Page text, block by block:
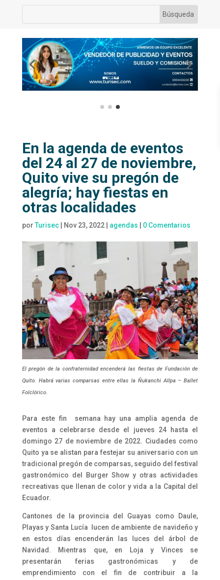
En la agenda de eventos
del 24 al 27 de noviembre,
Quito vive su pregón de
alegría; hay fiestas en
otras localidades
por Turisec| Nov 23, 2022| agendas 0 Comentarios
El pregón de la confraternidad encenderá las fiestas de Fundación de
Quito. Habrá varias comparsas entre ellas la Ñukanchi Allpa – Ballet
Folclórico.
Para este fin semana hay una amplia agenda de
eventos a celebrarse desde el jueves 24 hasta el
domingo 27 de noviembre de 2022. Ciudades como
Quito ya se alistan para festejar su aniversario con un
tradicional pregón de comparsas, seguido del festival
gastronómico del Burger Show y otras actividades
recreativas que llenan de color y vida a la Capital del
Ecuador.
Cantones de la provincia del Guayas como Daule,
Playas y Santa Lucía lucen de ambiente de navideño y
en estos días encenderán las luces del árbol de
Navidad. Mientras que, en Loja y Vinces se
presentarán ferias gastronómicas y de
emprendimiento con el fin de contribuir a la